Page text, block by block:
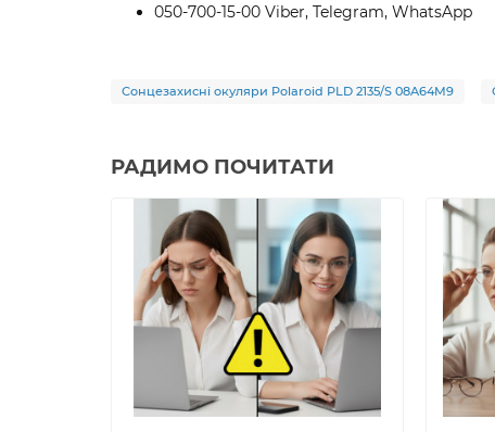
050-700-15-00 Viber, Telegram, WhatsApp
Сонцезахисні окуляри Polaroid PLD 2135/S 08A64M9
РАДИМО ПОЧИТАТИ